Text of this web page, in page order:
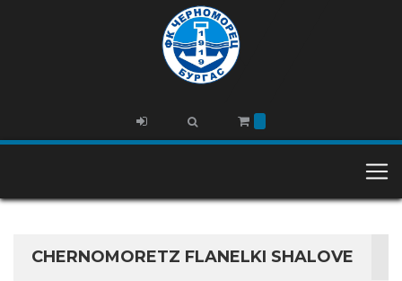
CHERNOMORETZ FLANELKI SHALOVE